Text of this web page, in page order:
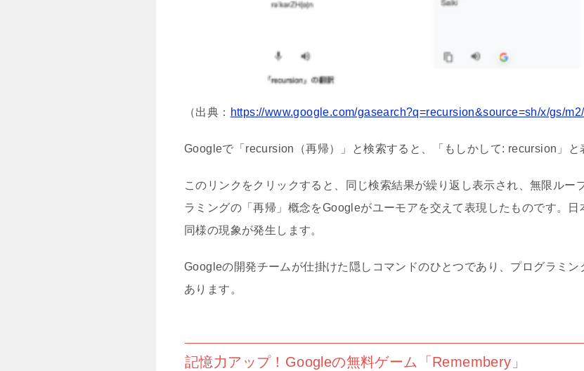
（出典： https://www.google.com/gasearch?q=recursion&source=sh/x/gs/
Googleで「recursion（再帰）」と検索すると、「もしかして: recursion」と
このリンクをクリックすると、同じ検索結果が繰り返し表示され、無限ルー
ラミングの「再帰」概念をGoogleがユーモアを交えて表現したものです。
同様の現象が発生します。
Googleの開発チームが仕掛けた隠しコマンドのひとつであり、プログラミ
あります。
記憶力アップ！Googleの無料ゲーム「Remembery」